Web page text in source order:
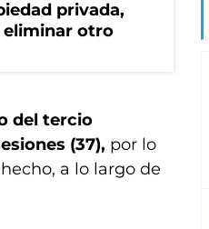
privada,
eliminar otro
del tercio
(37), por lo
a lo largo de